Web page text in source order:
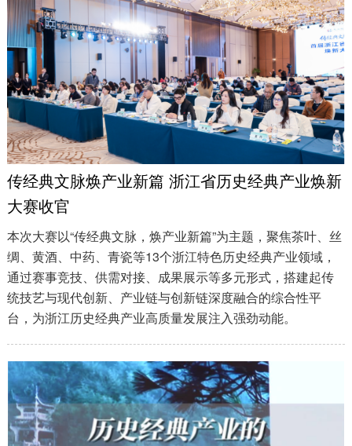
传经典文脉焕产业新篇 浙江省历史经典产业焕新
大赛收官
本次大赛以“传经典文脉，焕产业新篇”为主题，聚焦茶叶、丝
绸、黄酒、中药、青瓷等13个浙江特色历史经典产业领域，
通过赛事竞技、供需对接、成果展示等多元形式，搭建起传
统技艺与现代创新、产业链与创新链深度融合的综合性平
台，为浙江历史经典产业高质量发展注入强劲动能。